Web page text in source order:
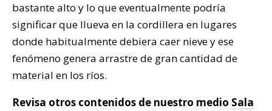
bastante alto y lo que eventualmente podría
significar que llueva en la cordillera en lugares
donde habitualmente debiera caer nieve y ese
fenómeno genera arrastre de gran cantidad de
material en los ríos.
Revisa otros contenidos de nuestro medio Sala